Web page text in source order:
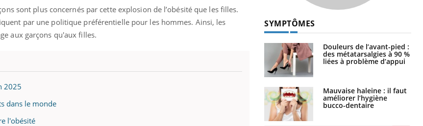
sont plus concernés par cette explosion de l’obésité que les filles.
par une politique préférentielle pour les hommes. Ainsi, les
aux garçons qu'aux filles.
2025
dans le monde
l'obésité
SYMPTÔMES
Douleurs de l’avant-pied :
des métatarsalgies à 90 %
liées à problème d’appui
Mauvaise haleine : il faut
améliorer l’hygiène
bucco-dentaire